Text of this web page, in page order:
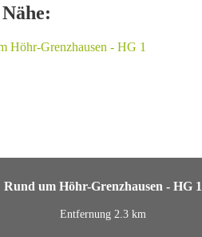
Rund um Höhr-Grenzhausen - HG 1
Entfernung 2.3 km